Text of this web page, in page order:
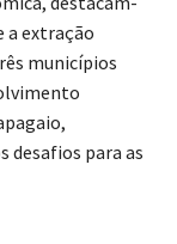
a extração
municípios
desafios para as